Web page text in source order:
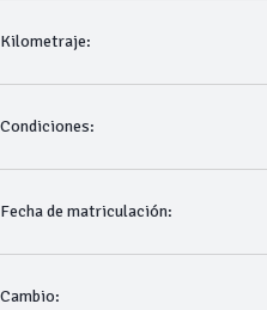
Kilometraje:
Condiciones:
Fecha de matriculación:
Cambio: